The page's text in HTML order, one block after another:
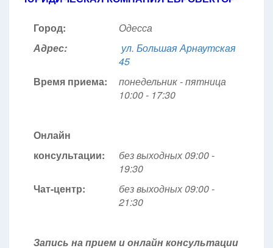
Город:
Одесса
Адрес:
ул. Большая Арнаутская
45
Время приема:
понедельник - пятница
10:00 - 17:30
Онлайн
консультации:
без выходных 09:00 -
19:30
Чат-центр:
без выходных 09:00 -
21:30
Запись на прием и онлайн консультации